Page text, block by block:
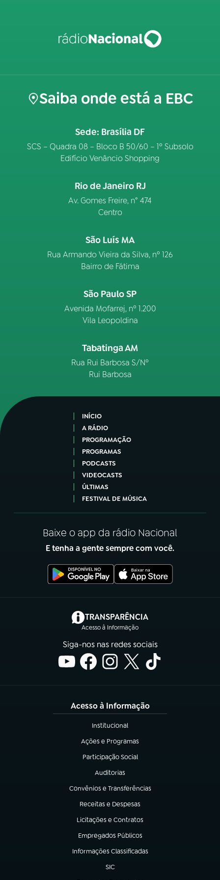
Saiba onde está a EBC
Sede: Brasília DF
SCS – Quadra 08 – Bloco B 50/60 – 1º Subsolo
Edifício Venâncio Shopping
Rio de Janeiro RJ
Av. Gomes Freire, n° 474
Centro
São Luís MA
Rua Armando Vieira da Silva, nº 126
Bairro de Fátima
São Paulo SP
Avenida Mofarrej, nº 1.200
Vila Leopoldina
Tabatinga AM
Rua Rui Barbosa S/Nº
Rui Barbosa
INÍCIO
A RÁDIO
PROGRAMAÇÃO
PROGRAMAS
PODCASTS
VIDEOCASTS
ÚLTIMAS
FESTIVAL DE MÚSICA
Baixe o app da rádio Nacional
E tenha a gente sempre com você.
TRANSPARÊNCIA
Acesso à Informação
(abre em nova aba)
Siga-nos nas redes sociais
Acesso à Informação
Institucional
(abre em nova aba)
Ações e Programas
(abre em nova aba)
Participação Social
(abre em nova aba)
Auditorias
(abre em nova aba)
Convênios e Transferências
(abre em nova aba)
Receitas e Despesas
(abre em nova aba)
Licitações e Contratos
(abre em nova aba)
Empregados Públicos
(abre em nova aba)
Informações Classificadas
(abre em nova aba)
SIC
(abre em nova aba)